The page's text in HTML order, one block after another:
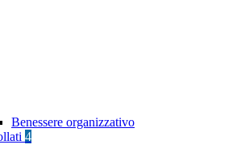
Benessere organizzativo
4